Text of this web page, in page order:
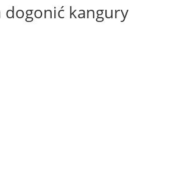
dogonić kangury